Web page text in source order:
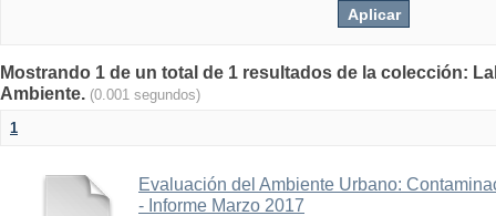
Mostrando 1 de un total de 1 resultados de la colección:
Ambiente. (0.001 segundos)
1
Evaluación del Ambiente Urbano:
- Informe Marzo 2017